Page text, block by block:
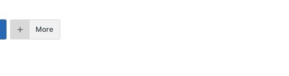
More